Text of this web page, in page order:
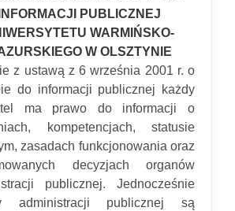
INFORMACJI PUBLICZNEJ
WARMIŃSKO-
W OLSZTYNIE
z ustawą z 6 września 2001 r. o
do informacji publicznej każdy
ma prawo do informacji o
kompetencjach, statusie
zasadach funkcjonowania oraz
decyzjach organów
publicznej. Jednocześnie
administracji publicznej są